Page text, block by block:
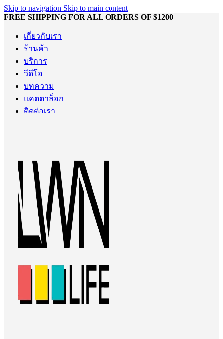
Skip to navigation Skip to main content
FREE SHIPPING FOR ALL ORDERS OF $1200
เกี่ยวกับเรา
ร้านค้า
บริการ
วีดีโอ
บทความ
แคตตาล็อก
ติดต่อเรา